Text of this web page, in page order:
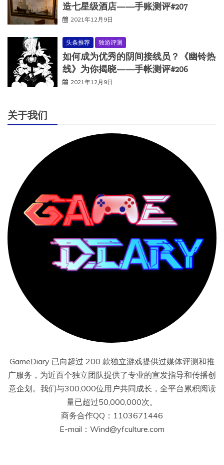
造七星级酒店——手账测评#207
2021年12月9日
头条推荐 独游评测
如何成为优秀的阴间接线员？《幽铃热
线》为你揭晓——手帐测评#206
2021年12月9日
关于我们
GameDiary 已向超过 200 款独立游戏提供过媒体评测和推
广服务，为近百个独立团队提供了专业的宣发指导和传播创
意企划。我们与300,000位用户共同成长，全平台累积阅读
量已超过50,000,000次。
商务合作QQ：1103671446
E-mail：Wind@yfculture.com